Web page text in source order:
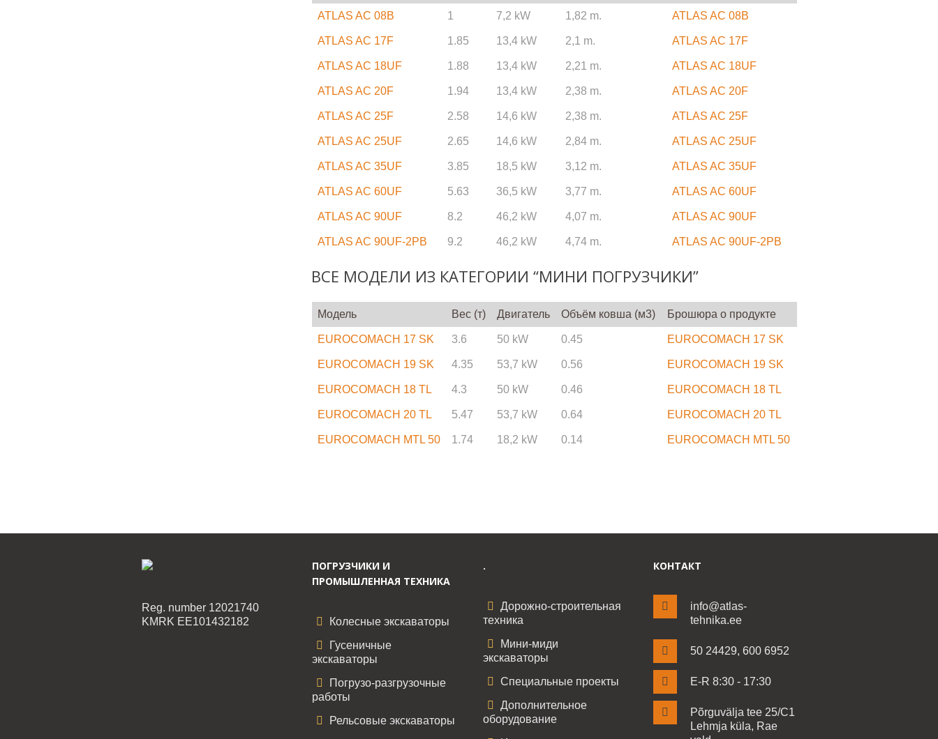
ATLAS AC 08B 1 7,2 kW 1,82 m. ATLAS AC 08B
ATLAS AC 17F 1.85 13,4 kW 2,1 m. ATLAS AC 17F
ATLAS AC 18UF 1.88 13,4 kW 2,21 m. ATLAS AC 18UF
ATLAS AC 20F 1.94 13,4 kW 2,38 m. ATLAS AC 20F
ATLAS AC 25F 2.58 14,6 kW 2,38 m. ATLAS AC 25F
ATLAS AC 25UF 2.65 14,6 kW 2,84 m. ATLAS AC 25UF
ATLAS AC 35UF 3.85 18,5 kW 3,12 m. ATLAS AC 35UF
ATLAS AC 60UF 5.63 36,5 kW 3,77 m. ATLAS AC 60UF
ATLAS AC 90UF 8.2 46,2 kW 4,07 m. ATLAS AC 90UF
ATLAS AC 90UF-2PB 9.2 46,2 kW 4,74 m. ATLAS AC 90UF-2PB
ВСЕ МОДЕЛИ ИЗ КАТЕГОРИИ “МИНИ ПОГРУЗЧИКИ”
Модель Вес (т) Двигатель Объём ковша (м3) Брошюра о продукте
EUROCOMACH 17 SK 3.6 50 kW 0.45 EUROCOMACH 17 SK
EUROCOMACH 19 SK 4.35 53,7 kW 0.56 EUROCOMACH 19 SK
EUROCOMACH 18 TL 4.3 50 kW 0.46 EUROCOMACH 18 TL
EUROCOMACH 20 TL 5.47 53,7 kW 0.64 EUROCOMACH 20 TL
EUROCOMACH MTL 50 1.74 18,2 kW 0.14 EUROCOMACH MTL 50
Reg. number 12021740
KMRK EE101432182
ПОГРУЗЧИКИ И
ПРОМЫШЛЕННАЯ ТЕХНИКА
Колесные экскаваторы
Гусеничные
экскаваторы
Погрузо-разгрузочные
работы
Рельсовые экскаваторы
.
Дорожно-строительная
техника
Мини-миди
экскаваторы
Специальные проекты
Дополнительное
оборудование
КОНТАКТ
info@atlas-
tehnika.ee
50 24429, 600 6952
E-R 8:30 - 17:30
Põrguvälja tee 25/C1
Lehmja küla, Rae